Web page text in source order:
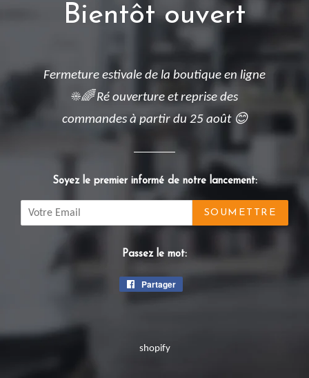
Bientôt ouvert
Fermeture estivale de la boutique en ligne
☀️🌈 Ré ouverture et reprise des
commandes à partir du 25 août 😊
Soyez le premier informé de notre lancement:
Email
Passez le mot:
Partager
shopify